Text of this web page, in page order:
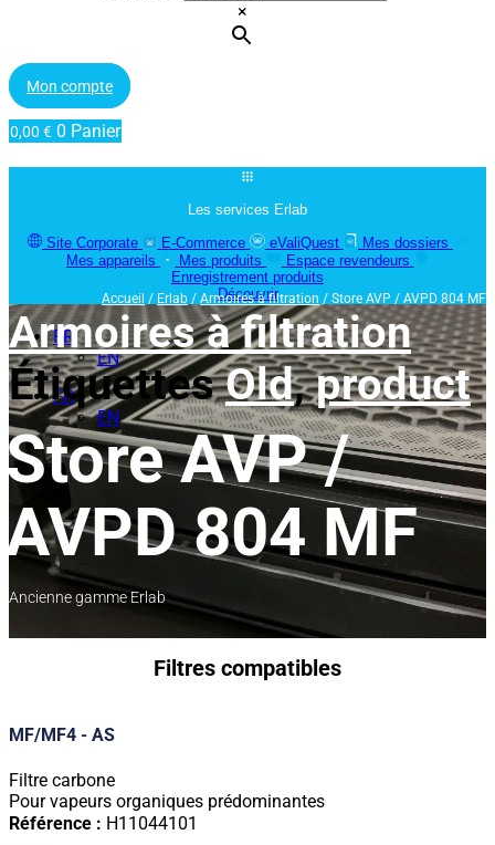
×
Mon compte
0,00 € 0 Panier
Les services Erlab
Site Corporate
E-Commerce eValiQuest
Mes dossiers
Mes appareils
Mes produits
Espace revendeurs
Enregistrement produits
Découvrir
FR
EN
FR
EN
Accueil / Erlab / Armoires à filtration / Store AVP / AVPD 804 MF
Armoires à filtration
Étiquettes Old,product
Store AVP /
AVPD 804 MF
Ancienne gamme Erlab
Filtres compatibles
MF/MF4 - AS
Filtre carbone
Pour vapeurs organiques prédominantes
Référence : H11044101